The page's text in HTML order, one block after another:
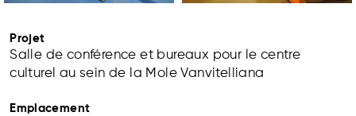
Projet
Salle de conférence et bureaux pour le centre
culturel au sein de la Mole Vanvitelliana
Emplacement